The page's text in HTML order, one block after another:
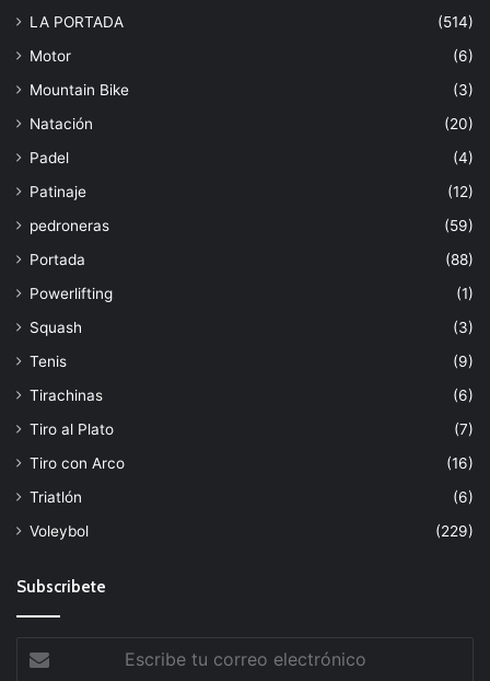
LA PORTADA
(514)
Motor
(6)
Mountain Bike
(3)
Natación
(20)
Padel
(4)
Patinaje
(12)
pedroneras
(59)
Portada
(88)
Powerlifting
(1)
Squash
(3)
Tenis
(9)
Tirachinas
(6)
Tiro al Plato
(7)
Tiro con Arco
(16)
Triatlón
(6)
Voleybol
(229)
Subscribete
tu